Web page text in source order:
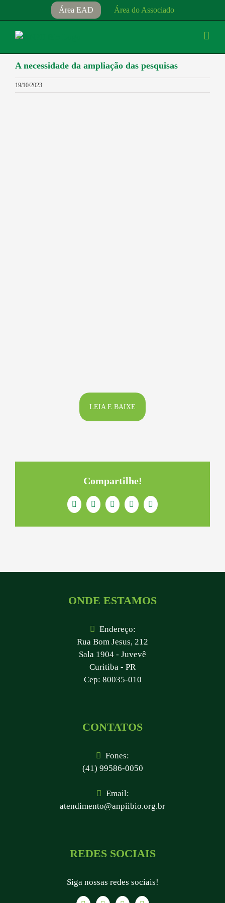
para
Área EAD Área do Associado
A necessidade da ampliação das pesquisas
19/10/2023
LEIA E BAIXE
Compartilhe!
FacebookTwitterLinkedInWhatsApp
E-
mail
ONDE ESTAMOS
Endereço:
Rua Bom Jesus, 212
Sala 1904 - Juvevê
Curitiba - PR
Cep: 80035-010
CONTATOS
Fones:
(41) 99586-0050
Email:
atendimento@anpiibio.org.br
REDES SOCIAIS
Siga nossas redes sociais!